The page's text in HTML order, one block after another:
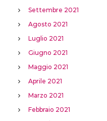
Settembre 2021
Agosto 2021
Luglio 2021
Giugno 2021
Maggio 2021
Aprile 2021
Marzo 2021
Febbraio 2021